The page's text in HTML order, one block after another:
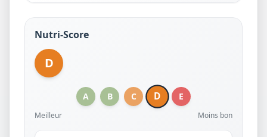
Nutri-Score
D
A B C D E
Meilleur Moins bon